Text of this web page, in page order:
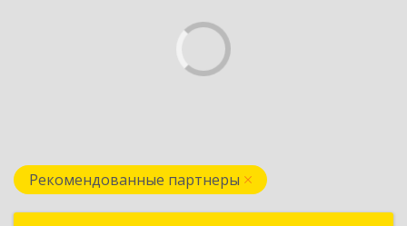
Рекомендованные партнеры